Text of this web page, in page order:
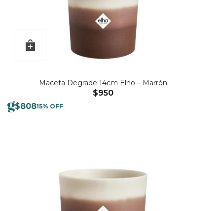
Maceta Degrade 14cm Elho – Marrón
$950
$80815% OFF